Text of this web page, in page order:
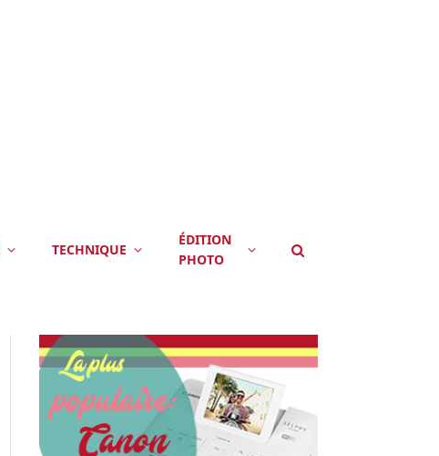
TECHNIQUE
ÉDITION
PHOTO